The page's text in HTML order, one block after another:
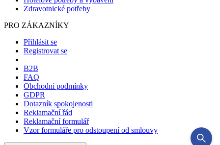
Zdravotnické potřeby
PRO ZÁKAZNÍKY
Přihlásit se
Registrovat se
B2B
FAQ
Obchodní podmínky
GDPR
Dotazník spokojenosti
Reklamační řád
Reklamační formulář
Vzor formuláře pro odstoupení od smlouvy